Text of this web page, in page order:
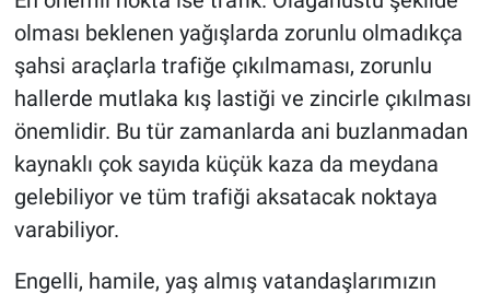
olması beklenen yağışlarda zorunlu olmadıkça
şahsi araçlarla trafiğe çıkılmaması, zorunlu
hallerde mutlaka kış lastiği ve zincirle çıkılması
önemlidir. Bu tür zamanlarda ani buzlanmadan
kaynaklı çok sayıda küçük kaza da meydana
gelebiliyor ve tüm trafiği aksatacak noktaya
varabiliyor.
Engelli, hamile, yaş almış vatandaşlarımızın